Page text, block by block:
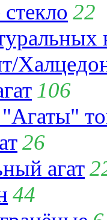
22
106
26
агат
44